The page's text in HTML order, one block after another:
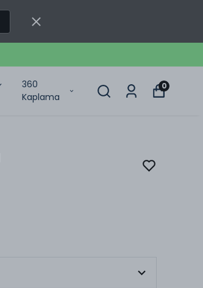
360
Kaplama
0